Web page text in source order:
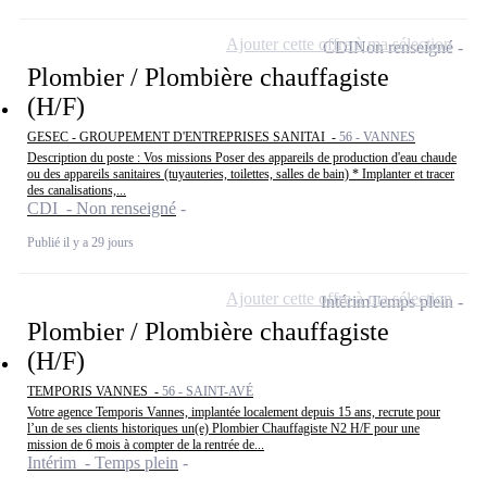
Plombier / Plombière chauffagiste
(H/F)
GESEC - GROUPEMENT D'ENTREPRISES SANITAI - 56 - VANNES
Description du poste : Vos missions Poser des appareils de production d'eau chaude
ou des appareils sanitaires (tuyauteries, toilettes, salles de bain) * Implanter et tracer
des canalisations,...
CDI - Non renseigné
Publié il y a 29 jours
CDINon renseigné
Ajouter cette offre à ma sélection
Plombier / Plombière chauffagiste
(H/F)
TEMPORIS VANNES - 56 - SAINT-AVÉ
Votre agence Temporis Vannes, implantée localement depuis 15 ans, recrute pour
l’un de ses clients historiques un(e) Plombier Chauffagiste N2 H/F pour une
mission de 6 mois à compter de la rentrée de...
Intérim - Temps plein
IntérimTemps plein
Ajouter cette offre à ma sélection